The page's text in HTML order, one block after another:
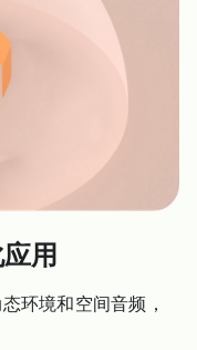
用
环境和空间音频，